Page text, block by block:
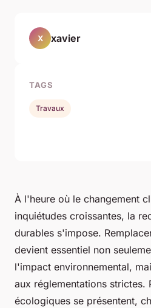
À l'heure où le changement
inquiétudes croissantes, la
durables s'impose.
devient essentiel non
l'impact environnemental,
aux réglementations strictes.
écologiques se présentent,
X xavier
TAGS
Travaux